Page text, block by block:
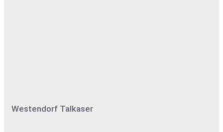
Westendorf Talkaser